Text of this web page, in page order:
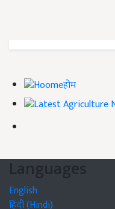
होम
Languages
English
हिंदी (Hindi)